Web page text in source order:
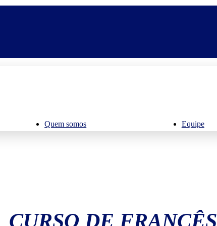
Quem somos Equipe
CURSO DE FRANCÊS